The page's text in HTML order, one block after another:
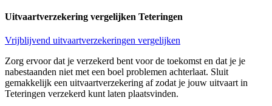
Uitvaartverzekering vergelijken Teteringen
Vrijblijvend uitvaartverzekeringen vergelijken
Zorg ervoor dat je verzekerd bent voor de toekomst en dat je je
nabestaanden niet met een boel problemen achterlaat. Sluit
gemakkelijk een uitvaartverzekering af zodat je jouw uitvaart in
Teteringen verzekerd kunt laten plaatsvinden.